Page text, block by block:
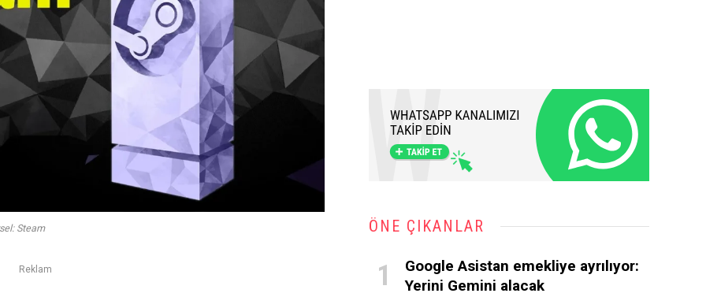
Steam
Reklam
ÖNE ÇIKANLAR
Google Asistan emekliye ayrılıyor:
Yerini Gemini alacak